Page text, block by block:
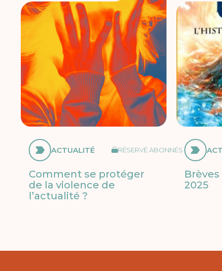
ACTUALITÉ RÉSERVÉ ABONNÉS
Comment se protéger
de la violence de
l’actualité ?
2025